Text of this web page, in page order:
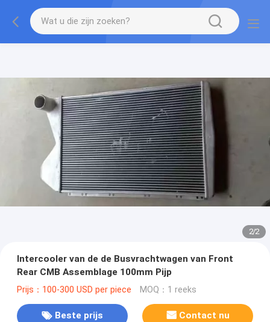
2/2
Intercooler van de de Busvrachtwagen van Front
Rear CMB Assemblage 100mm Pijp
Prijs：100-300 USD per piece MOQ：1 reeks
Beste prijs Contact nu